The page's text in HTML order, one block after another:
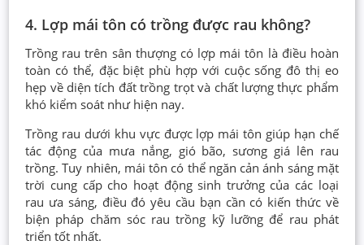
4. Lợp mái tôn có trồng được rau không?
Trồng rau trên sân thượng có lợp mái tôn là điều hoàn
toàn có thể, đặc biệt phù hợp với cuộc sống đô thị eo
hẹp về diện tích đất trồng trọt và chất lượng thực phẩm
khó kiểm soát như hiện nay.
Trồng rau dưới khu vực được lợp mái tôn giúp hạn chế
tác động của mưa nắng, gió bão, sương giá lên rau
trồng. Tuy nhiên, mái tôn có thể ngăn cản ánh sáng mặt
trời cung cấp cho hoạt động sinh trưởng của các loại
rau ưa sáng, điều đó yêu cầu bạn cần có kiến thức về
biện pháp chăm sóc rau trồng kỹ lưỡng để rau phát
triển tốt nhất.